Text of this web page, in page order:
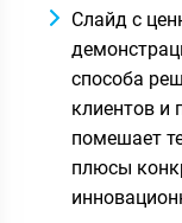
Слайд с
способа
клиентов и
помешает
плюсы